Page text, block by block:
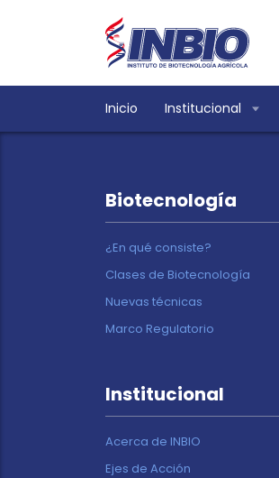
Inicio Institucional
Biotecnología
¿En qué consiste?
Clases de Biotecnología
Nuevas técnicas
Marco Regulatorio
Institucional
Acerca de INBIO
Ejes de Acción